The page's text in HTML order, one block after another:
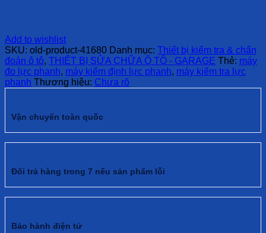
Add to wishlist
SKU: old-product-41680 Danh mục: Thiết bị kiểm tra & chẩn
đoán ô tô, THIẾT BỊ SỬA CHỮA Ô TÔ - GARAGE Thẻ: máy
đo lực phanh, máy kiểm định lực phanh, máy kiểm tra lực
phanh Thương hiệu: Chưa rõ
Vận chuyển toàn quốc
Đổi trả hàng trong 7 nếu sản phẩm lỗi
Bảo hành điện tử